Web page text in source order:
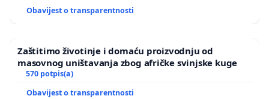
Obavijest o transparentnosti
Zaštitimo životinje i domaću proizvodnju od
masovnog uništavanja zbog afričke svinjske kuge
570 potpis(a)
Obavijest o transparentnosti